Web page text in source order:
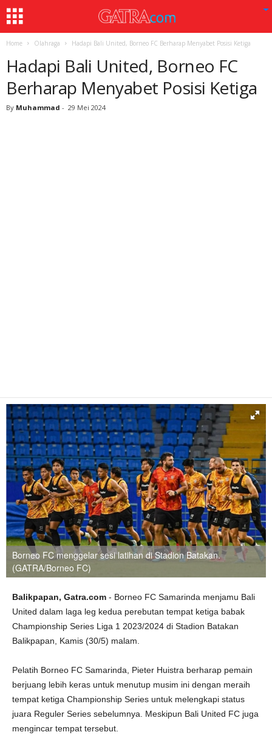
Home Olahraga Hadapi Bali United, Borneo FC Berharap Menyabet Posisi Ketiga
Hadapi Bali United, Borneo FC
Berharap Menyabet Posisi Ketiga
By Muhammad - 29 Mei 2024
Borneo FC menggelar sesi latihan di Stadion Batakan.
(GATRA/Borneo FC)
Balikpapan, Gatra.com - Borneo FC Samarinda menjamu Bali
United dalam laga leg kedua perebutan tempat ketiga babak
Championship Series Liga 1 2023/2024 di Stadion Batakan
Balikpapan, Kamis (30/5) malam.
Pelatih Borneo FC Samarinda, Pieter Huistra berharap pemain
berjuang lebih keras untuk menutup musim ini dengan meraih
tempat ketiga Championship Series untuk melengkapi status
juara Reguler Series sebelumnya. Meskipun Bali United FC juga
mengincar tempat tersebut.